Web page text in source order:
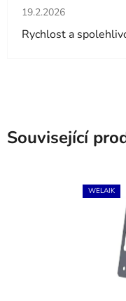
Hodnocení obchodu
19.2.2026
Rychlost a
Související
WELAIK